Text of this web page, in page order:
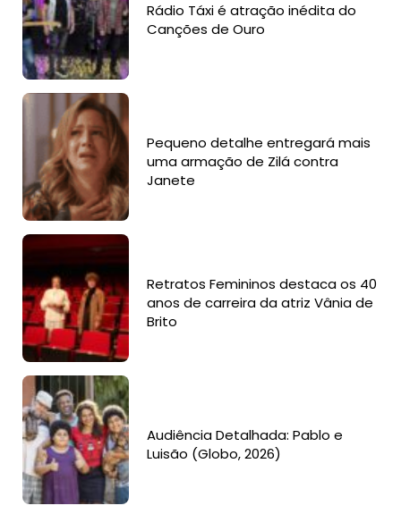
Rádio Táxi é atração inédita do
Canções de Ouro
Pequeno detalhe entregará mais
uma armação de Zilá contra
Janete
Retratos Femininos destaca os 40
anos de carreira da atriz Vânia de
Brito
Audiência Detalhada: Pablo e
Luisão (Globo, 2026)